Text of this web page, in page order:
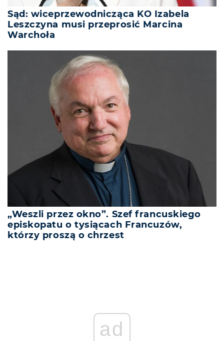
Sąd: wiceprzewodnicząca KO Izabela
Leszczyna musi przeprosić Marcina
Warchoła
„Weszli przez okno”. Szef francuskiego
episkopatu o tysiącach Francuzów,
którzy proszą o chrzest
ad